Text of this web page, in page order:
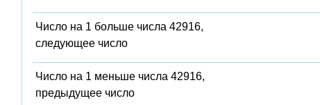
Число на 1 больше числа 42916,
следующее число
Число на 1 меньше числа 42916,
предыдущее число